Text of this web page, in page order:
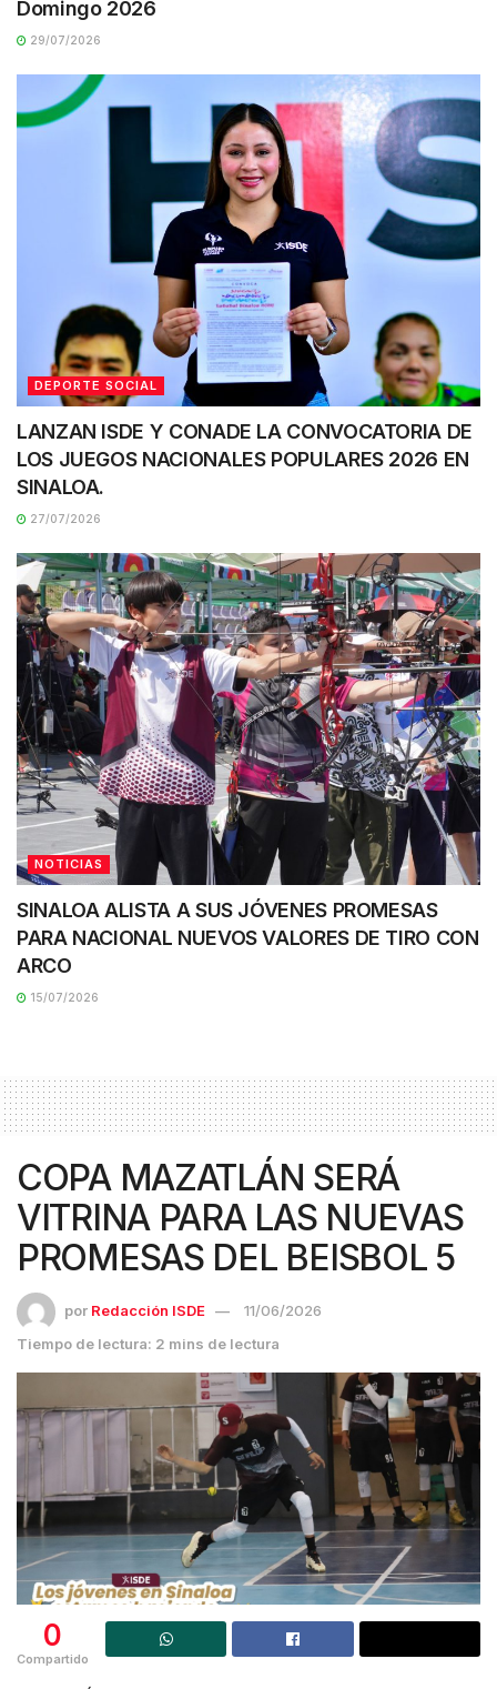
Domingo 2026
29/07/2026
DEPORTE SOCIAL
LANZAN ISDE Y CONADE LA CONVOCATORIA DE
LOS JUEGOS NACIONALES POPULARES 2026 EN
SINALOA.
27/07/2026
NOTICIAS
SINALOA ALISTA A SUS JÓVENES PROMESAS
PARA NACIONAL NUEVOS VALORES DE TIRO CON
ARCO
15/07/2026
COPA MAZATLÁN SERÁ
VITRINA PARA LAS NUEVAS
PROMESAS DEL BEISBOL 5
por Redacción ISDE
11/06/2026
Tiempo de lectura: 2 mins de lectura
0
Compartido